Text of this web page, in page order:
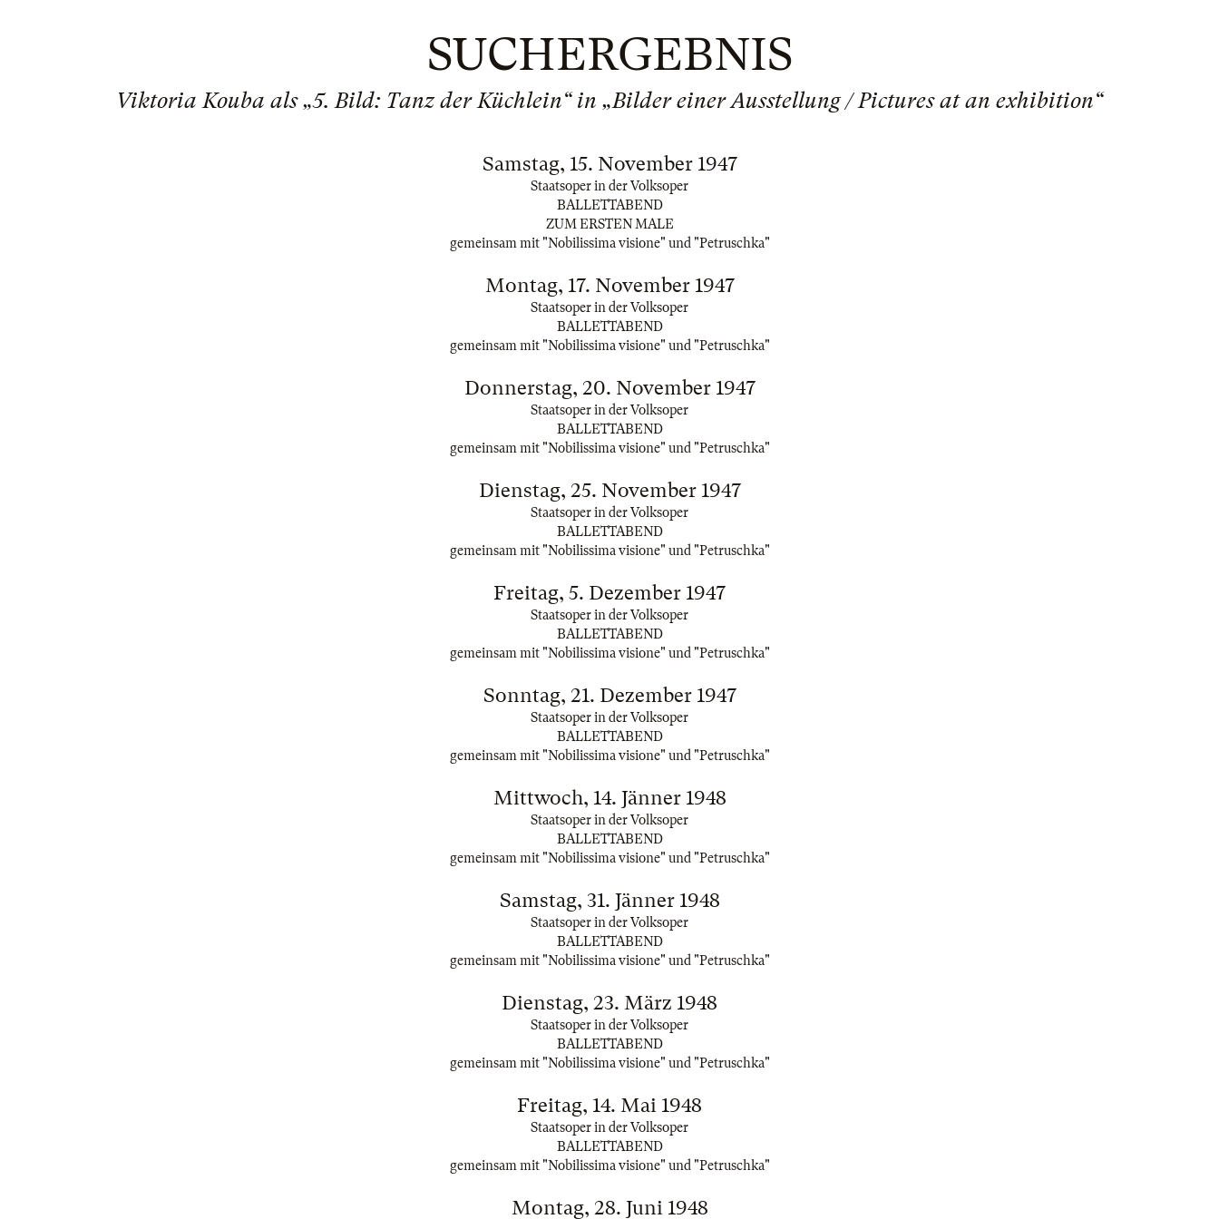
SUCHERGEBNIS
Viktoria Kouba als „5. Bild: Tanz der Küchlein“ in „Bilder einer Ausstellung / Pictures at an exhibition“
Samstag, 15. November 1947
Staatsoper in der Volksoper
BALLETTABEND
ZUM ERSTEN MALE
gemeinsam mit "Nobilissima visione" und "Petruschka"
Montag, 17. November 1947
Staatsoper in der Volksoper
BALLETTABEND
gemeinsam mit "Nobilissima visione" und "Petruschka"
Donnerstag, 20. November 1947
Staatsoper in der Volksoper
BALLETTABEND
gemeinsam mit "Nobilissima visione" und "Petruschka"
Dienstag, 25. November 1947
Staatsoper in der Volksoper
BALLETTABEND
gemeinsam mit "Nobilissima visione" und "Petruschka"
Freitag, 5. Dezember 1947
Staatsoper in der Volksoper
BALLETTABEND
gemeinsam mit "Nobilissima visione" und "Petruschka"
Sonntag, 21. Dezember 1947
Staatsoper in der Volksoper
BALLETTABEND
gemeinsam mit "Nobilissima visione" und "Petruschka"
Mittwoch, 14. Jänner 1948
Staatsoper in der Volksoper
BALLETTABEND
gemeinsam mit "Nobilissima visione" und "Petruschka"
Samstag, 31. Jänner 1948
Staatsoper in der Volksoper
BALLETTABEND
gemeinsam mit "Nobilissima visione" und "Petruschka"
Dienstag, 23. März 1948
Staatsoper in der Volksoper
BALLETTABEND
gemeinsam mit "Nobilissima visione" und "Petruschka"
Freitag, 14. Mai 1948
Staatsoper in der Volksoper
BALLETTABEND
gemeinsam mit "Nobilissima visione" und "Petruschka"
Montag, 28. Juni 1948